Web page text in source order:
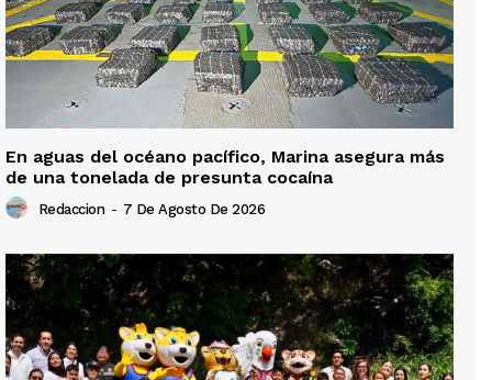
En aguas del océano pacífico, Marina asegura más
de una tonelada de presunta cocaína
Redaccion - 7 De Agosto De 2026